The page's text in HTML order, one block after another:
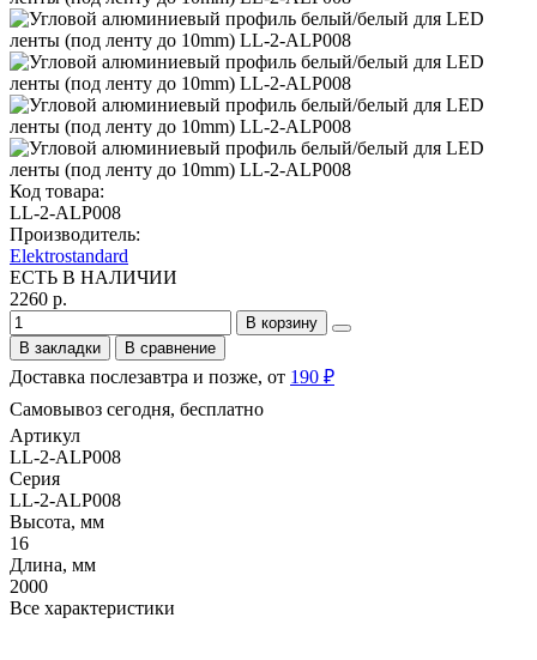
Код товара:
LL-2-ALP008
Производитель:
Elektrostandard
ЕСТЬ В НАЛИЧИИ
2260 р.
В корзину
В закладки
В сравнение
Доставка послезавтра и позже, от 190 ₽
Самовывоз сегодня, бесплатно
Артикул
LL-2-ALP008
Серия
LL-2-ALP008
Высота, мм
16
Длина, мм
2000
Все характеристики